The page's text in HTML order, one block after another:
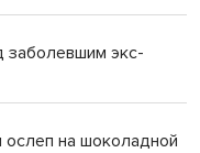
заболевшим экс-
на шоколадной